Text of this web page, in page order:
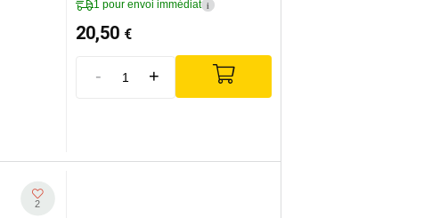
1 pour envoi immédiat i
20,50 €
- +
2